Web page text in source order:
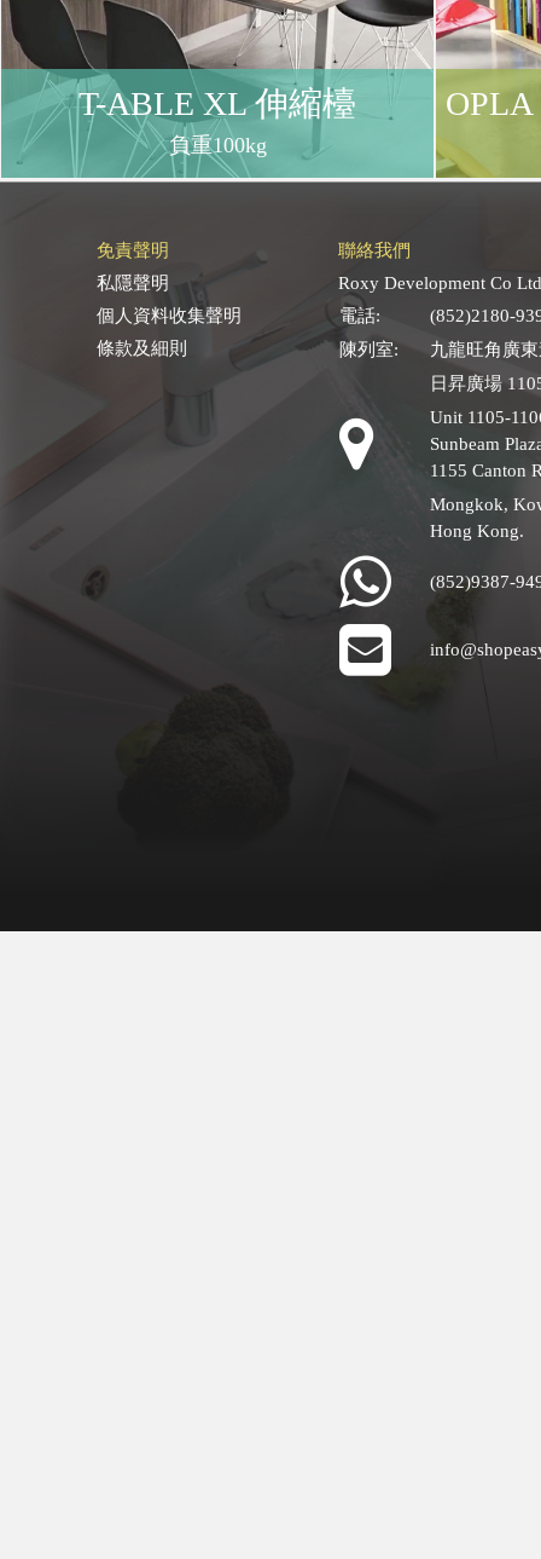
T-ABLE XL 伸縮檯
負重100kg
免責聲明
私隱聲明
個人資料收集聲明
條款及細則
聯絡我們
Roxy Development Co
電話:
(852)2180-
陳列室:
九龍旺角廣
日昇廣場
Unit 1105-
Sunbeam
1155 Canton
Mongkok,
Hong Kong.
(852)9387-